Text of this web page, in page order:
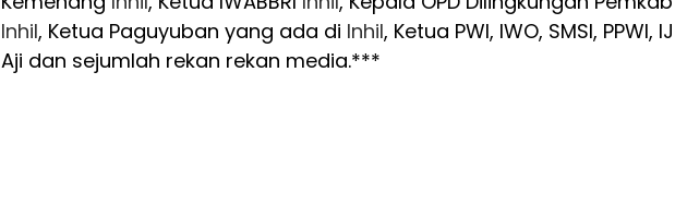
Inhil, Ketua Paguyuban yang ada di Inhil, Ketua PWI, IWO, SMSI, PPWI,
Aji dan sejumlah rekan rekan media.***